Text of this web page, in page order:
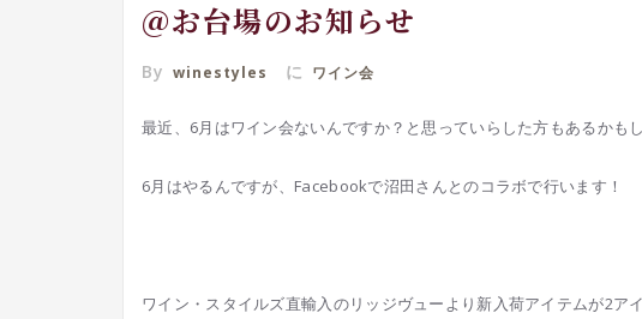
＠お台場のお知らせ
By winestyles に ワイン会
最近、6月はワイン会ないんですか？と思っていらした方もあるかもし
6月はやるんですが、Facebookで沼田さんとのコラボで行います！
ワイン・スタイルズ直輸入のリッジヴューより新入荷アイテムが2ア